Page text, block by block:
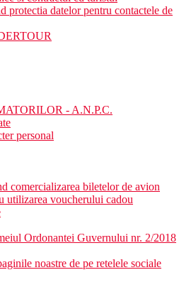
chiar in centrul capitalei. Hotelul ofera
dedicate calatoriilor de afaceri
de panorame spectaculoase
International Don Muang
cafea / ceai
protectia datelor pentru contactele de
- A.N.P.C.
personal
comercializarea biletelor de avion
utilizarea voucherului cadou
Ordonantei Guvernului nr. 2/2018
noastre de pe retelele sociale